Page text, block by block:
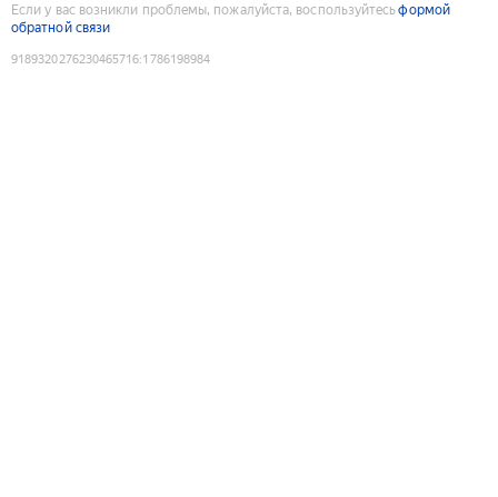
Если у вас возникли проблемы, пожалуйста, воспользуйтесьформой
обратной связи
9189320276230465716:1786198984